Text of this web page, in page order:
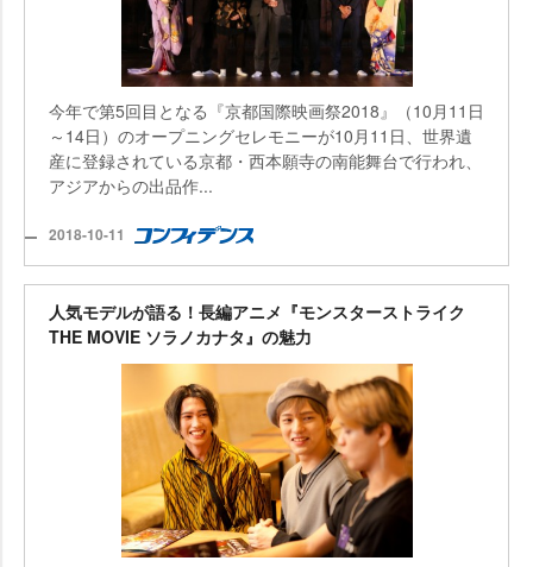
今年で第5回目となる『京都国際映画祭2018』（10月11日
～14日）のオープニングセレモニーが10月11日、世界
産に登録されている京都・西本願寺の南能舞台で行われ、
アジアからの出品作...
2018-10-11
人気モデルが語る！長編アニメ『モンスターストライク
THE MOVIE ソラノカナタ』の魅力